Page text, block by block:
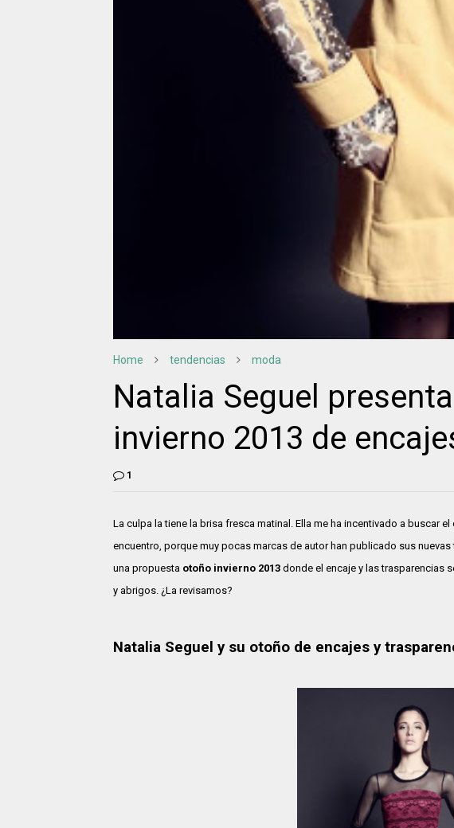
Home tendencias moda
Natalia Seguel
invierno 2013 de
1
La culpa la tiene la brisa fresca matinal. Ella me ha incentivado a buscar
encuentro, porque muy pocas marcas de autor han publicado sus nuevas
una propuesta otoño invierno 2013 donde el encaje y las trasparencias
y abrigos. ¿La revisamos?
Natalia Seguel y su otoño de encajes y